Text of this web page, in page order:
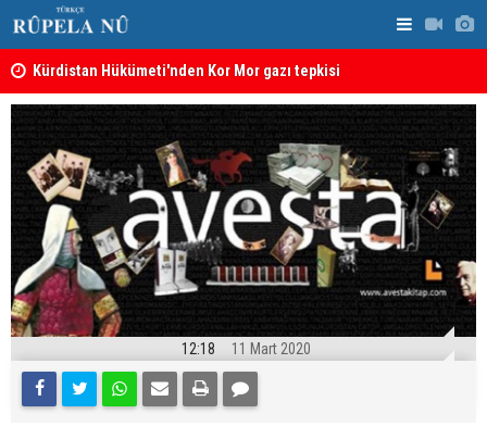
Kürdistan Hükümeti'nden Kor Mor gazı tepkisi
12:18 11 Mart 2020